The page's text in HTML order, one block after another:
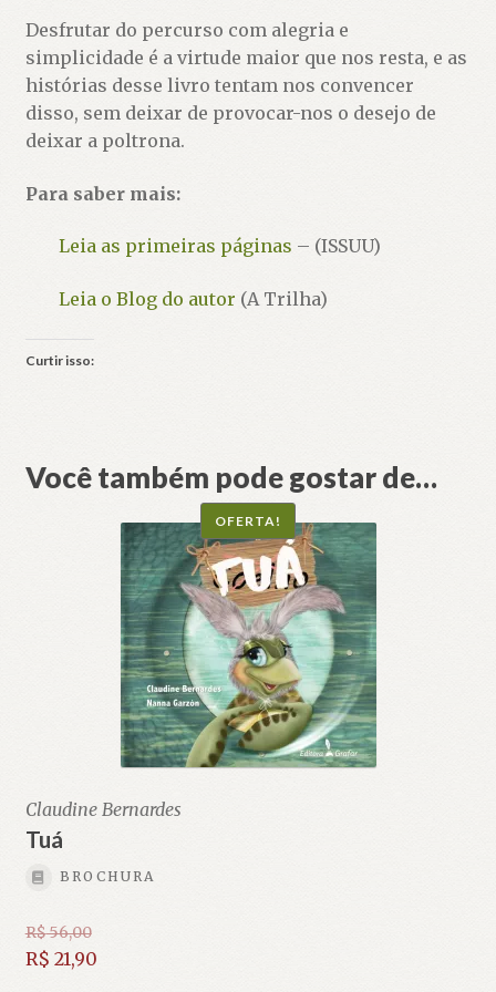
Desfrutar do percurso com alegria e
simplicidade é a virtude maior que nos resta, e as
histórias desse livro tentam nos convencer
disso, sem deixar de provocar-nos o desejo de
deixar a poltrona.
Para saber mais:
Leia as primeiras páginas – (ISSUU)
Leia o Blog do autor (A Trilha)
Curtir isso:
Você também pode gostar de…
Claudine Bernardes
Tuá
BROCHURA
OFERTA!
R$56,00
O
R$ 21,90